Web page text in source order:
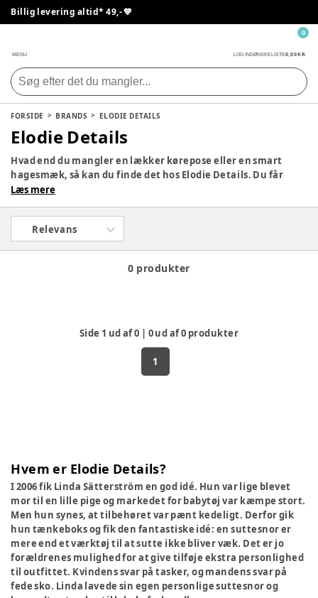
Billig levering altid* 49,- 💙
MENU LOG INDØNSKELISTE0,00 KR.
0
FORSIDE BRANDS ELODIE DETAILS
Elodie Details
Hvad end du mangler en lækker kørepose eller en smart
hagesmæk, så kan du finde det hos Elodie Details. Du får
både funktionalitet og smukt design, uden du skal gå på
udvalg af de lækre produkter fra Elodie Details.
Læs mere
Relevans
0 produkter
Side 1 ud af0 | 0ud af0 produkter
1
Hvem er Elodie Details?
I 2006 fik Linda Sätterström en god idé. Hun var lige blevet
mor til en lille pige og markedet for babytøj var kæmpe stort.
Men hun synes, at tilbehøret var pænt kedeligt. Derfor gik
hun tænkeboks og fik den fantastiske idé: en suttesnor er
mere end et værktøj til at sutte ikke bliver væk. Det er jo
forældrenes mulighed for at give tilføje ekstra personlighed
til outfittet. Kvindens svar på tasker, og mandens svar på
fede sko. Linda lavede sin egen personlige suttesnor og